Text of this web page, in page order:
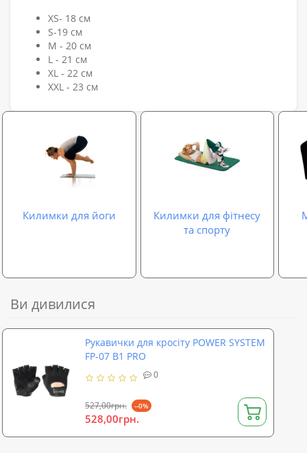
XS- 18 см
S-19 см
M - 20 см
L - 21 см
XL - 22 см
XXL - 23 см
Килимки для йоги
Килимки для фітнесу
та спорту
Ви дивилися
Рукавички для кросіту POWER SYSTEM
FP-07 B1 PRO
0
527,00грн. --0%
528,00грн.